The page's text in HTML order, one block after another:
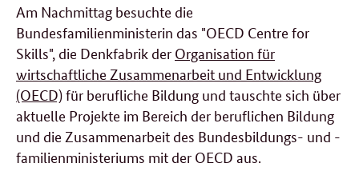
Am Nachmittag besuchte die
Bundesfamilienministerin das "OECD Centre for
Skills", die Denkfabrik der Organisation für
wirtschaftliche Zusammenarbeit und Entwicklung
(OECD)für berufliche Bildung und tauschte sich über
aktuelle Projekte im Bereich der beruflichen Bildung
und die Zusammenarbeit des Bundesbildungs- und -
familienministeriums mit der OECD aus.